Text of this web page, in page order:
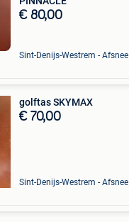
€ 80,00
Sint-Denijs-Westrem - Afsnee
golftas SKYMAX
€ 70,00
Sint-Denijs-Westrem - Afsnee